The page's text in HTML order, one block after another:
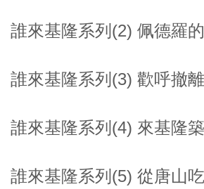
誰來基隆系列(2) 佩德羅
誰來基隆系列(3) 歡呼撤
誰來基隆系列(4) 來基隆
誰來基隆系列(5) 從唐山